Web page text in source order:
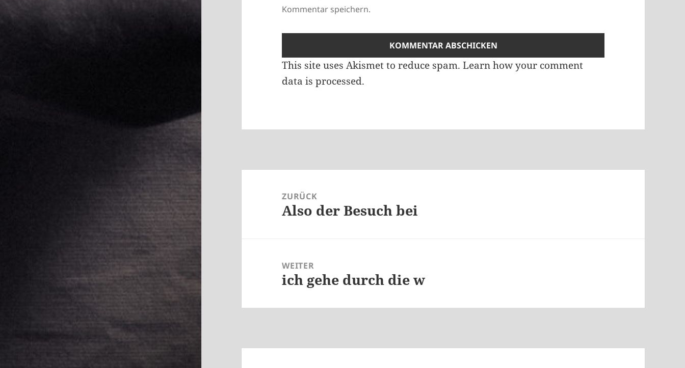
Kommentar speichern.
This site uses Akismet to reduce spam.Learn how your comment
data is processed.
ZURÜCK
Vorheriger
Also der Besuch bei
WEITER
Nächster
ich gehe durch die w